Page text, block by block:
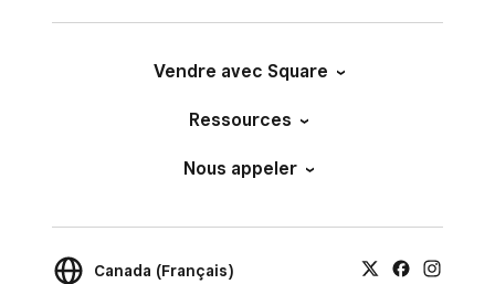
Vendre avec Square
Ressources
Nous appeler
Canada (Français)